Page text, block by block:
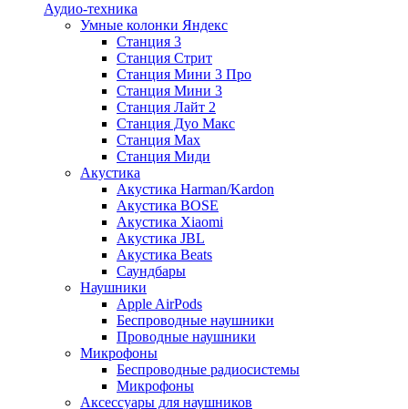
Аудио-техника
Умные колонки Яндекс
Станция 3
Станция Стрит
Станция Мини 3 Про
Станция Мини 3
Станция Лайт 2
Станция Дуо Макс
Станция Max
Станция Миди
Акустика
Акустика Harman/Kardon
Акустика BOSE
Акустика Xiaomi
Акустика JBL
Акустика Beats
Саундбары
Наушники
Apple AirPods
Беспроводные наушники
Проводные наушники
Микрофоны
Беспроводные радиосистемы
Микрофоны
Аксессуары для наушников